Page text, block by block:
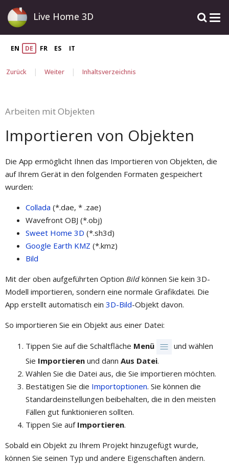
Live Home 3D
EN DE FR ES IT
Zurück | Weiter | Inhaltsverzeichnis
Arbeiten mit Objekten
Importieren von Objekten
Die App ermöglicht Ihnen das Importieren von Objekten, die
auf Ihrem Gerät in den folgenden Formaten gespeichert
wurden:
Collada (*.dae, * .zae)
Wavefront OBJ (*.obj)
Sweet Home 3D (*.sh3d)
Google Earth KMZ (*.kmz)
Bild
Mit der oben aufgeführten Option Bild können Sie kein 3D-
Modell importieren, sondern eine normale Grafikdatei. Die
App erstellt automatisch ein 3D-Bild-Objekt davon.
So importieren Sie ein Objekt aus einer Datei:
Tippen Sie auf die Schaltfläche Menü
und wählen
Sie Importieren und dann Aus Datei.
Wählen Sie die Datei aus, die Sie importieren möchten.
Bestätigen Sie die Importoptionen. Sie können die
Standardeinstellungen beibehalten, die in den meisten
Fällen gut funktionieren sollten.
Tippen Sie auf Importieren.
Sobald ein Objekt zu Ihrem Projekt hinzugefügt wurde,
können Sie seinen Typ und andere Eigenschaften ändern.